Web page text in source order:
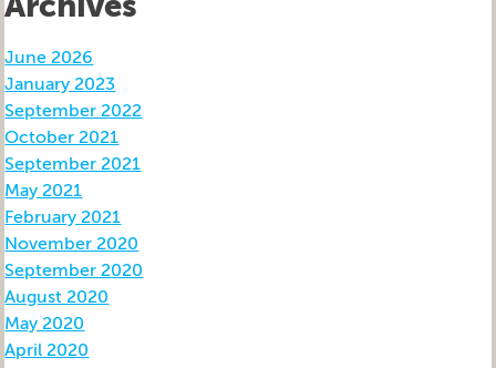
Archives
June 2026
January 2023
September 2022
October 2021
September 2021
May 2021
February 2021
November 2020
September 2020
August 2020
May 2020
April 2020